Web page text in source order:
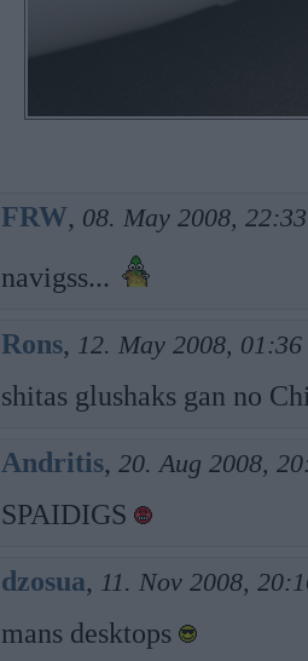
FRW, 08. May 2008, 22:33
navigss...
Rons, 12. May 2008, 01:36
shitas glushaks gan no
Andritis, 20. Aug 2008,
SPAIDIGS
dzosua, 11. Nov 2008,
mans desktops